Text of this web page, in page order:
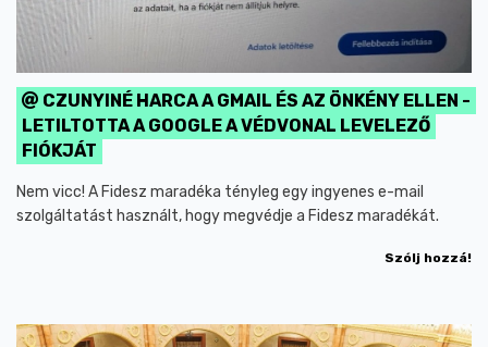
CZUNYINÉ HARCA A GMAIL ÉS AZ ÖNKÉNY ELLEN -
LETILTOTTA A GOOGLE A VÉDVONAL LEVELEZŐ
FIÓKJÁT
Nem vicc! A Fidesz maradéka tényleg egy ingyenes e-mail
szolgáltatást használt, hogy megvédje a Fidesz maradékát.
Szólj hozzá!